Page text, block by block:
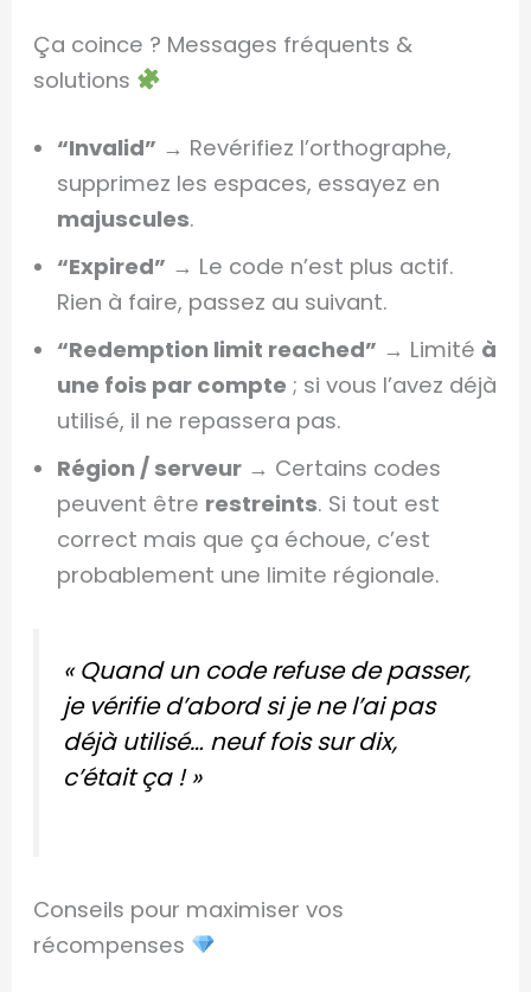
Ça coince ? Messages fréquents &
solutions
“Invalid” → Revérifiez l’orthographe,
supprimez les espaces, essayez en
majuscules.
“Expired” → Le code n’est plus actif.
Rien à faire, passez au suivant.
“Redemption limit reached” → Limité à
une fois par compte ; si vous l’avez déjà
utilisé, il ne repassera pas.
Région / serveur → Certains codes
peuvent être restreints. Si tout est
correct mais que ça échoue, c’est
probablement une limite régionale.
« Quand un code refuse de passer,
je vérifie d’abord si je ne l’ai pas
déjà utilisé… neuf fois sur dix,
c’était ça ! »
Conseils pour maximiser vos
récompenses